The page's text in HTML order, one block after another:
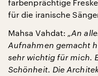
farbenprächtige
für die iranische
Mahsa Vahdat: „An
Aufnahmen gemacht
sehr wichtig für mich.
Schönheit. Die